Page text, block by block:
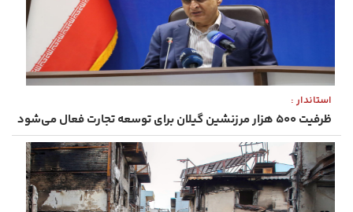
استاندار :
ظرفیت ۵۰۰ هزار مرزنشین گیلان برای توسعه تجارت فعال می‌شود